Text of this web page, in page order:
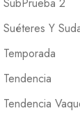
SubPrueba 2
Suéteres Y
Temporada
Tendencia
Tendencia